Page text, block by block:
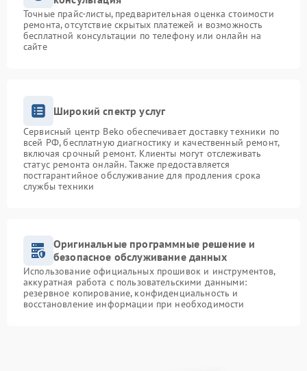
Точные прайс-листы, предварительная оценка стоимости
ремонта, отсутствие скрытых платежей и возможность
бесплатной консультации по телефону или онлайн на
сайте
Широкий спектр услуг
Сервисный центр Beko обеспечивает доставку техники по
всей РФ, бесплатную диагностику и качественный ремонт,
включая срочный ремонт. Клиенты могут отслеживать
статус ремонта онлайн. Также предоставляется
постгарантийное обслуживание для продления срока
службы техники
Оригинальные программные решение и
безопасное обслуживание данных
Использование официальных прошивок и инструментов,
аккуратная работа с пользовательскими данными:
резервное копирование, конфиденциальность и
восстановление информации при необходимости